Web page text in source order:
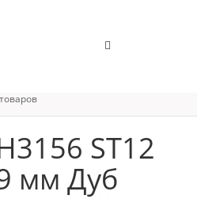
ST12
мм Дуб